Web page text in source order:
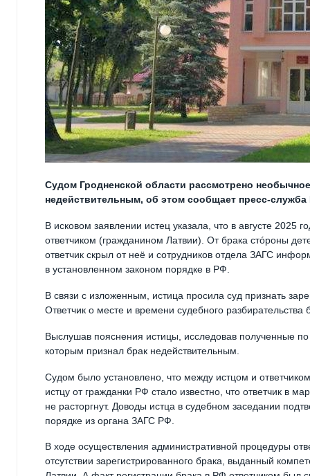
Судом Гродненской области рассмотрено
недействительным, об этом сообщает пресс-служба
В исковом заявлении истец указала, что в августе 2025
ответчиком (гражданином Латвии). От брака стóроны
ответчик скрыл от неё и сотрудников отдела ЗАГС
в установленном законом порядке в РФ.
В связи с изложенным, истица просила суд признать
Ответчик о месте и времени судебного
Выслушав пояснения истицы, исследовав полученные
которым признал брак недействительным.
Судом было установлено, что между истцом и
истцу от гражданки РФ стало известно, что ответчик в
не расторгнут. Доводы истца в судебном заседании
порядке из органа ЗАГС РФ.
В ходе осуществления административной процедуры
отсутствии зарегистрированного брака, выданный